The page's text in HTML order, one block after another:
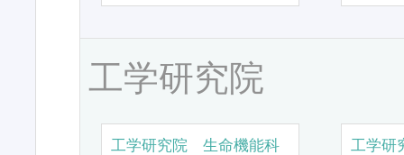
工学研究院
工学研究院 生命機能科
工学研